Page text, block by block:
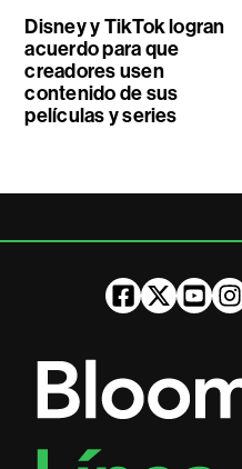
Disney y TikTok logran
acuerdo para que
creadores usen
contenido de sus
películas y series